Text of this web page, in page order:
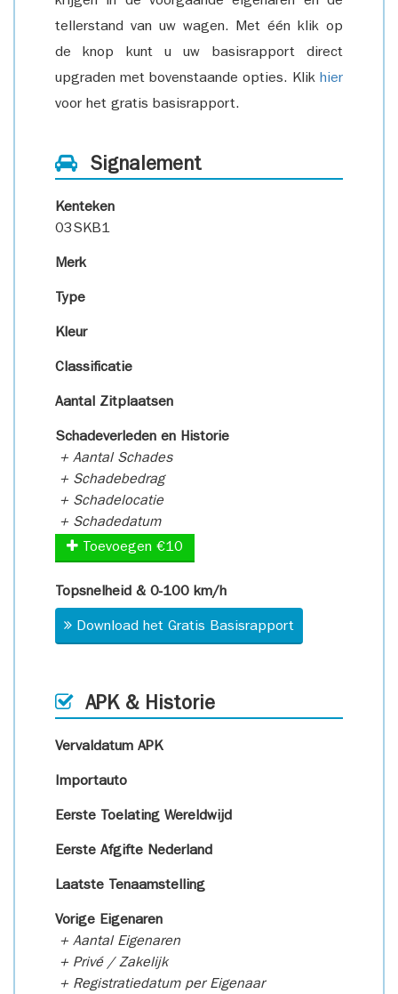
tellerstand van uw wagen. Met één klik op
de knop kunt u uw basisrapport direct
upgraden met bovenstaande opties. Klik hier
voor het gratis basisrapport.
Signalement
Kenteken
03SKB1
Merk
Type
Kleur
Classificatie
Aantal Zitplaatsen
Schadeverleden en Historie
+ Aantal Schades
+ Schadebedrag
+ Schadelocatie
+ Schadedatum
Toevoegen €10
Topsnelheid & 0-100 km/h
Download het Gratis Basisrapport
APK & Historie
Vervaldatum APK
Importauto
Eerste Toelating Wereldwijd
Eerste Afgifte Nederland
Laatste Tenaamstelling
Vorige Eigenaren
+ Aantal Eigenaren
+ Privé / Zakelijk
+ Registratiedatum per Eigenaar